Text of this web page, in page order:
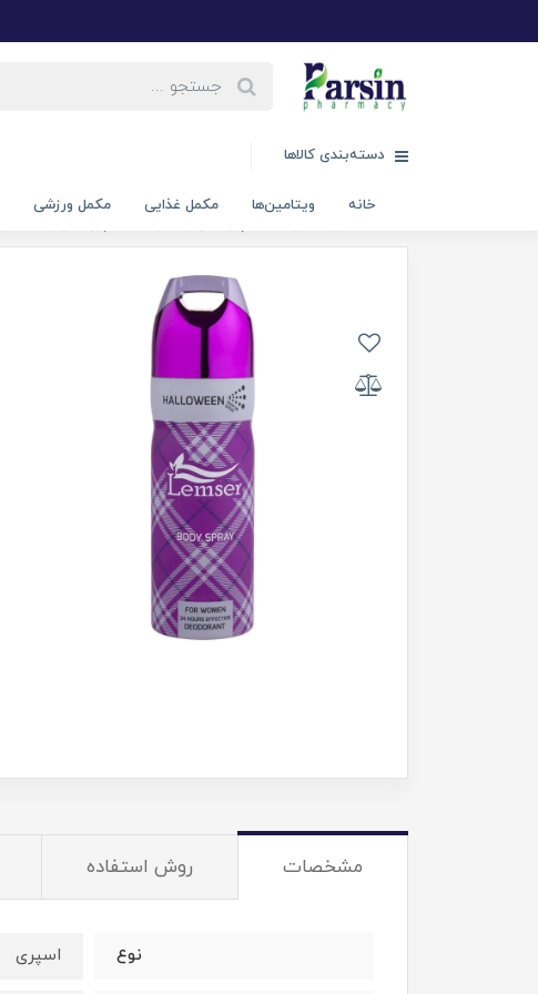
دسته‌بندی کالاها
خانه ویتامین‌ها مکمل غذایی مکمل ورزشی
مشخصات روش استفاده
نوع اسپری